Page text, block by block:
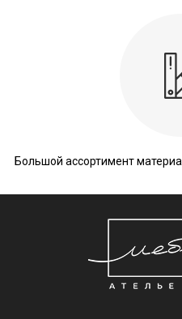
Большой ассортимент